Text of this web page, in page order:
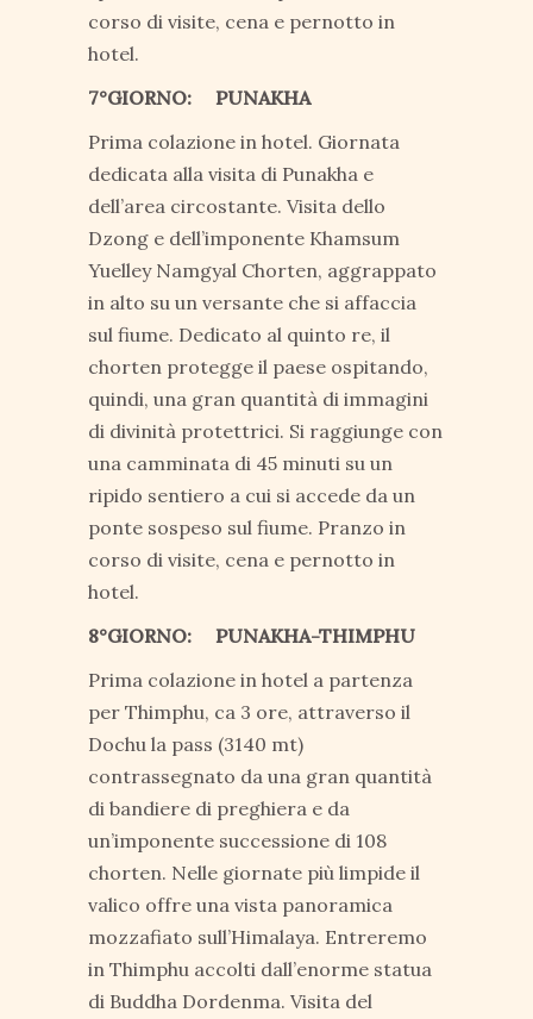
corso di visite, cena e pernotto in
hotel.
7°GIORNO: PUNAKHA
Prima colazione in hotel. Giornata
dedicata alla visita di Punakha e
dell’area circostante. Visita dello
Dzong e dell’imponente Khamsum
Yuelley Namgyal Chorten, aggrappato
in alto su un versante che si affaccia
sul fiume. Dedicato al quinto re, il
chorten protegge il paese ospitando,
quindi, una gran quantità di immagini
di divinità protettrici. Si raggiunge con
una camminata di 45 minuti su un
ripido sentiero a cui si accede da un
ponte sospeso sul fiume. Pranzo in
corso di visite, cena e pernotto in
hotel.
8°GIORNO: PUNAKHA-THIMPHU
Prima colazione in hotel a partenza
per Thimphu, ca 3 ore, attraverso il
Dochu la pass (3140 mt)
contrassegnato da una gran quantità
di bandiere di preghiera e da
un’imponente successione di 108
chorten. Nelle giornate più limpide il
valico offre una vista panoramica
mozzafiato sull’Himalaya. Entreremo
in Thimphu accolti dall’enorme statua
di Buddha Dordenma. Visita del